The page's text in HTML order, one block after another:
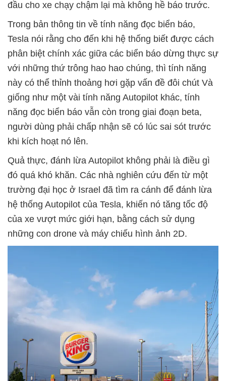
đầu cho xe chạy chậm lại mà không hề báo trước.
Trong bản thông tin về tính năng đọc biển báo,
Tesla nói rằng cho đến khi hệ thống biết được cách
phân biệt chính xác giữa các biển báo dừng thực sự
với những thứ trông hao hao chúng, thì tính năng
này có thể thỉnh thoảng hơi gặp vấn đề đôi chút Và
giống như một vài tính năng Autopilot khác, tính
năng đọc biển báo vẫn còn trong giai đoạn beta,
người dùng phải chấp nhận sẽ có lúc sai sót trước
khi kích hoạt nó lên.
Quả thực, đánh lừa Autopilot không phải là điều gì
đó quá khó khăn. Các nhà nghiên cứu đến từ một
trường đại học ở Israel đã tìm ra cánh để đánh lừa
hệ thống Autopilot của Tesla, khiến nó tăng tốc độ
của xe vượt mức giới hạn, bằng cách sử dụng
những con drone và máy chiếu hình ảnh 2D.